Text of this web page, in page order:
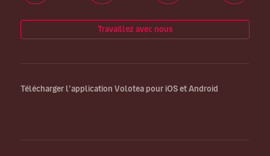
Travaillez avec nous
Télécharger l’application Volotea pour iOS et Android